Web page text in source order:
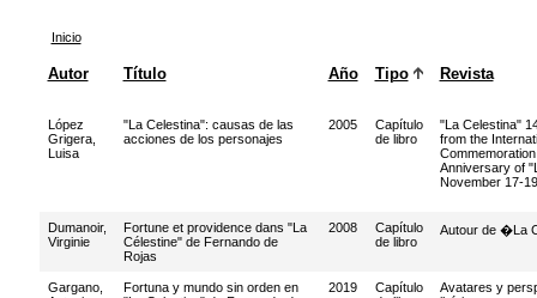
Inicio
Autor Título Año Tipo Revista
López
Grigera,
Luisa
"La Celestina": causas de las
acciones de los personajes
2005
Capítulo
de libro
"La Celestina"
from the
Anniversary of
November 17-
Dumanoir,
Virginie
Fortune et providence dans "La
Célestine" de Fernando de
Rojas
2008
Capítulo
de libro
Autour de �La
Gargano,
Fortuna y mundo sin orden en
2019
Capítulo
Avatares y